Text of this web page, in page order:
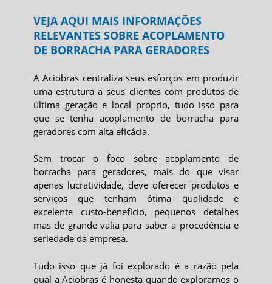
VEJA AQUI MAIS INFORMAÇÕES
RELEVANTES SOBRE ACOPLAMENTO
DE BORRACHA PARA GERADORES
A Aciobras centraliza seus esforços em produzir
uma estrutura a seus clientes com produtos de
última geração e local próprio, tudo isso para
que se tenha acoplamento de borracha para
geradorescom alta eficácia.
Sem trocar o foco sobreacoplamento de
borracha para geradores, mais do que visar
apenas lucratividade, deve oferecer produtos e
serviços que tenham ótima qualidade e
excelente custo-benefício, pequenos detalhes
mas de grande valia para saber a procedência e
seriedade da empresa.
Tudo isso que já foi explorado é a razão pela
qual a Aciobras é honesta quando exploramos o